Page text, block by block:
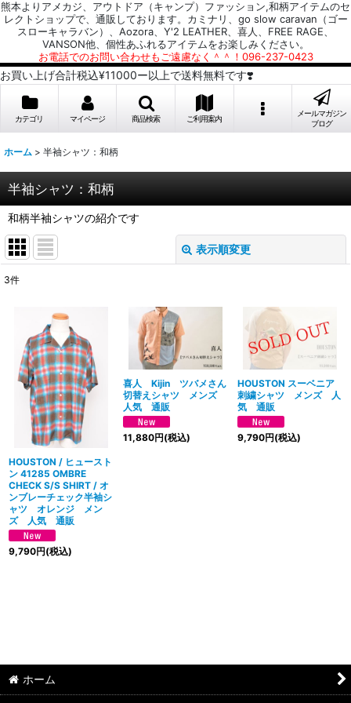
熊本よりアメカジ、アウトドア（キャンプ）ファッション,和柄アイテムのセ
レクトショップで、通販しております。カミナリ、go slow caravan（ゴー
スローキャラバン）、Aozora、Y'2 LEATHER、喜人、FREE RAGE、
VANSON他、個性あふれるアイテムをお楽しみください。
お電話でのお問い合わせもご遠慮なく＾＾！096-237-0423
お買い上げ合計税込¥11000ー以上で送料無料です❣️
カテゴリ マイページ 商品検索 ご利用案内
メールマガジン
ブログ
ホーム > 半袖シャツ：和柄
半袖シャツ：和柄
和柄半袖シャツの紹介です
表示順変更
並び順:
絞り込む
3件
HOUSTON / ヒュースト
ン 41285 OMBRE
CHECK S/S SHIRT / オ
ンブレーチェック半袖シ
ャツ オレンジ メン
ズ 人気 通販
9,790円(税込)
喜人 Kijin ツバメさん
切替えシャツ メンズ
人気 通販
11,880円(税込)
HOUSTON スーベニア
刺繍シャツ メンズ 人
気 通販
9,790円(税込)
ホーム